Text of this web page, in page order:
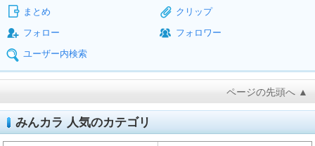
まとめ
クリップ
フォロー
フォロワー
ユーザー内検索
ページの先頭へ ▲
みんカラ 人気のカテゴリ